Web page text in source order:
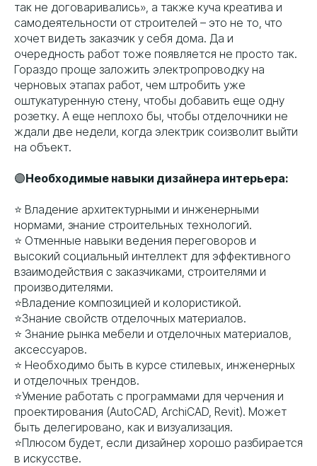
так не договаривались», а также куча креатива и
самодеятельности от строителей – это не то, что
хочет видеть заказчик у себя дома. Да и
очередность работ тоже появляется не просто так.
Гораздо проще заложить электропроводку на
черновых этапах работ, чем штробить уже
оштукатуренную стену, чтобы добавить еще одну
розетку. А еще неплохо бы, чтобы отделочники не
ждали две недели, когда электрик соизволит выйти
на объект.
🟣Необходимые навыки дизайнера интерьера:
⭐️ Владение архитектурными и инженерными
нормами, знание строительных технологий.
⭐️ Отменные навыки ведения переговоров и
высокий социальный интеллект для эффективного
взаимодействия с заказчиками, строителями и
производителями.
⭐️Владение композицией и колористикой.
⭐️Знание свойств отделочных материалов.
⭐️ Знание рынка мебели и отделочных материалов,
аксессуаров.
⭐️ Необходимо быть в курсе стилевых, инженерных
и отделочных трендов.
⭐️Умение работать с программами для черчения и
проектирования (AutoCAD, ArchiCAD, Revit). Может
быть делегировано, как и визуализация.
⭐️Плюсом будет, если дизайнер хорошо разбирается
в искусстве.